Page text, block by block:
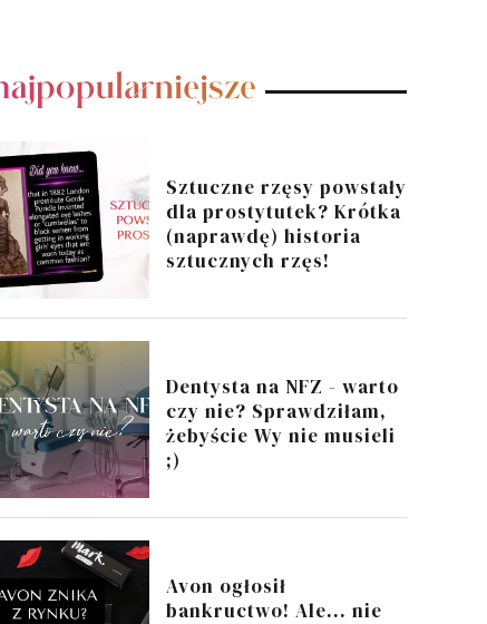
POPULARNE POSTY
Sztuczne rzęsy powstały
dla prostytutek? Krótka
(naprawdę) historia
sztucznych rzęs!
Dentysta na NFZ - warto
czy nie? Sprawdziłam,
żebyście Wy nie musieli
;)
Avon ogłosił
bankructwo! Ale... nie